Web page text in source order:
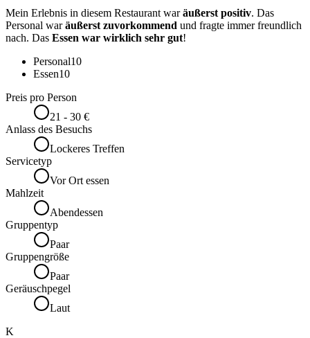
Mein Erlebnis in diesem Restaurant waräußerst positiv. Das
Personal waräußerst zuvorkommend und fragte immer freundlich
nach. Das Essen war wirklich sehr gut!
Personal10
Essen10
Preis pro Person
21 - 30 €
Anlass des Besuchs
Lockeres Treffen
Servicetyp
Vor Ort essen
Mahlzeit
Abendessen
Gruppentyp
Paar
Gruppengröße
Paar
Geräuschpegel
Laut
K